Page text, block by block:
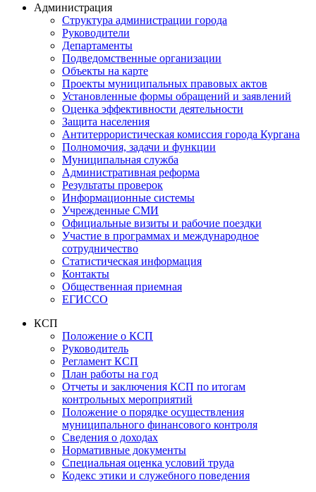
Администрация
Структура администрации города
Руководители
Департаменты
Подведомственные организации
Объекты на карте
Проекты муниципальных правовых актов
Установленные формы обращений и заявлений
Оценка эффективности деятельности
Защита населения
Антитеррористическая комиссия города Кургана
Полномочия, задачи и функции
Муниципальная служба
Административная реформа
Результаты проверок
Информационные системы
Учрежденные СМИ
Официальные визиты и рабочие поездки
Участие в программах и международное
сотрудничество
Статистическая информация
Контакты
Общественная приемная
ЕГИССО
КСП
Положение о КСП
Руководитель
Регламент КСП
План работы на год
Отчеты и заключения КСП по итогам
контрольных мероприятий
Положение о порядке осуществления
муниципального финансового контроля
Сведения о доходах
Нормативные документы
Специальная оценка условий труда
Кодекс этики и служебного поведения